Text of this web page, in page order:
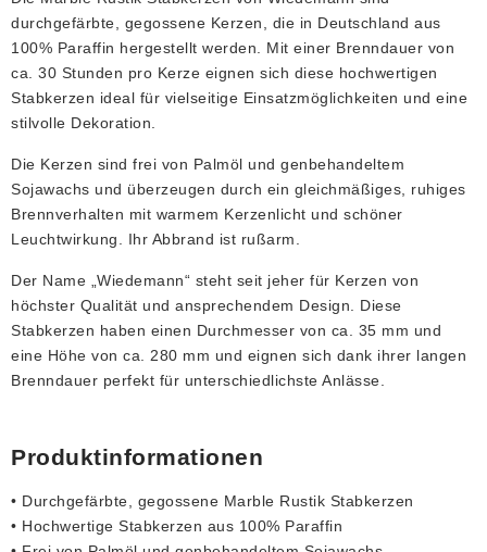
durchgefärbte, gegossene Kerzen, die in Deutschland aus
100% Paraffin hergestellt werden. Mit einer Brenndauer von
ca. 30 Stunden pro Kerze eignen sich diese hochwertigen
Stabkerzen ideal für vielseitige Einsatzmöglichkeiten und eine
stilvolle Dekoration.
Die Kerzen sind frei von Palmöl und genbehandeltem
Sojawachs und überzeugen durch ein gleichmäßiges, ruhiges
Brennverhalten mit warmem Kerzenlicht und schöner
Leuchtwirkung. Ihr Abbrand ist rußarm.
Der Name „Wiedemann“ steht seit jeher für Kerzen von
höchster Qualität und ansprechendem Design. Diese
Stabkerzen haben einen Durchmesser von ca. 35 mm und
eine Höhe von ca. 280 mm und eignen sich dank ihrer langen
Brenndauer perfekt für unterschiedlichste Anlässe.
Produktinformationen
• Durchgefärbte, gegossene Marble Rustik Stabkerzen
• Hochwertige Stabkerzen aus 100% Paraffin